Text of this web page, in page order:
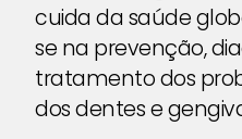
cuida da saúde
se na prevenção,
tratamento dos
dos dentes e